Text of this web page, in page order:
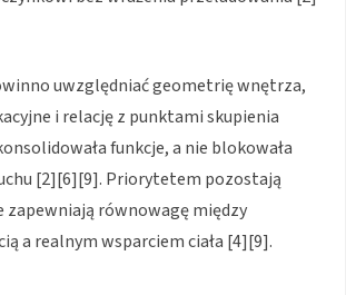
uwzględniać geometrię wnętrza,
i relację z punktami skupienia
funkcje, a nie blokowała
[2][6][9]. Priorytetem pozostają
zapewniają równowagę między
a realnym wsparciem ciała [4][9].